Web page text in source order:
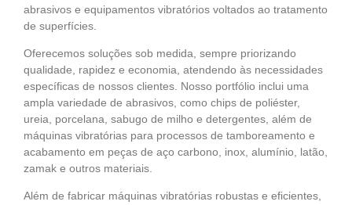
abrasivos e equipamentos vibratórios voltados ao tratamento
de superfícies.
Oferecemos soluções sob medida, sempre priorizando
qualidade, rapidez e economia, atendendo às necessidades
específicas de nossos clientes. Nosso portfólio inclui uma
ampla variedade de abrasivos, como chips de poliéster,
ureia, porcelana, sabugo de milho e detergentes, além de
máquinas vibratórias para processos de tamboreamento e
acabamento em peças de aço carbono, inox, alumínio, latão,
zamak e outros materiais.
Além de fabricar máquinas vibratórias robustas e eficientes,